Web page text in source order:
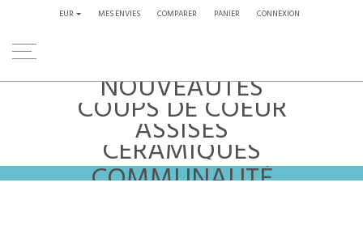
EUR MES ENVIES COMPARER PANIER CONNEXION
NOUVEAUTÉS
COUPS DE COEUR
ASSISES
CÉRAMIQUES
REJOIGNEZ LA
COMMUNAUTÉ